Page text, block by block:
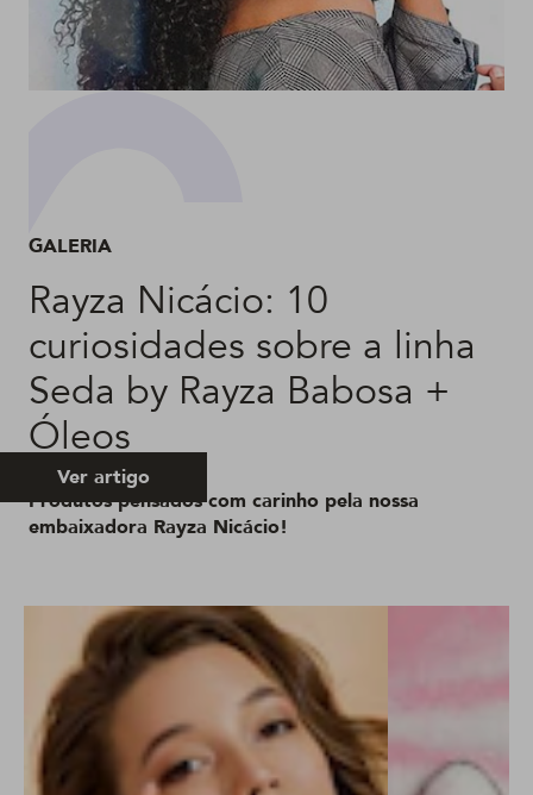
GALERIA
Rayza Nicácio: 10
curiosidades sobre a linha
Seda by Rayza Babosa +
Óleos
Produtos pensados com carinho pela nossa
embaixadora Rayza Nicácio!
Ver artigo